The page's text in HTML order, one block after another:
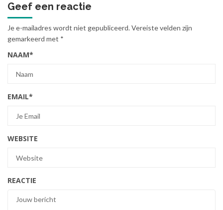
Geef een reactie
Je e-mailadres wordt niet gepubliceerd.Vereiste velden zijn
gemarkeerd met *
NAAM*
EMAIL*
WEBSITE
REACTIE